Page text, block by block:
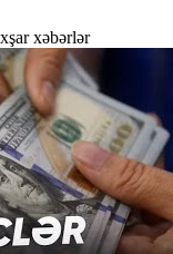
xəbərlər